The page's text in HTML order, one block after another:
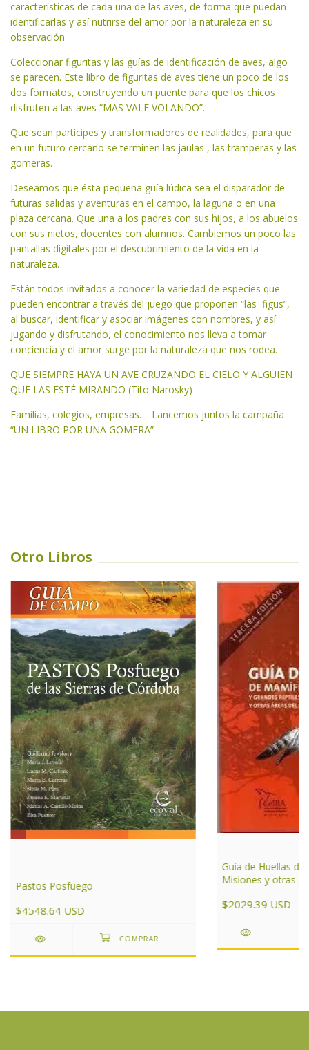
características de cada una de las aves, de forma que puedan
identificarlas y así nutrirse del amor por la naturaleza en su
observación.
Coleccionar figuritas y las guías de identificación de aves, algo
se parecen. Este libro de figuritas de aves tiene un poco de los
dos formatos, construyendo un puente para que los chicos
disfruten a las aves “MAS VALE VOLANDO”.
Que sean partícipes y transformadores de realidades, para que
en un futuro cercano se terminen las jaulas , las tramperas y las
gomeras.
Deseamos que ésta pequeña guía lúdica sea el disparador de
futuras salidas y aventuras en el campo, la laguna o en una
plaza cercana. Que una a los padres con sus hijos, a los abuelos
con sus nietos, docentes con alumnos. Cambiemos un poco las
pantallas digitales por el descubrimiento de la vida en la
naturaleza.
Están todos invitados a conocer la variedad de especies que
pueden encontrar a través del juego que proponen “las figus”,
al buscar, identificar y asociar imágenes con nombres, y así
jugando y disfrutando, el conocimiento nos lleva a tomar
conciencia y el amor surge por la naturaleza que nos rodea.
QUE SIEMPRE HAYA UN AVE CRUZANDO EL CIELO Y ALGUIEN
QUE LAS ESTÉ MIRANDO (Tito Narosky)
Familias, colegios, empresas…. Lancemos juntos la campaña
“UN LIBRO POR UNA GOMERA”
Otro Libros
Pastos Posfuego
$4548.64 USD
Guía de Huellas
Misiones y otras
$2029.39 USD